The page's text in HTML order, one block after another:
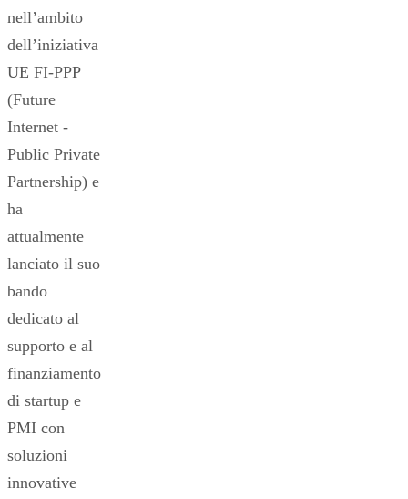
nell’ambito
dell’iniziativa
UE FI-PPP
(Future
Internet -
Public Private
Partnership) e
ha
attualmente
lanciato il suo
bando
dedicato al
supporto e al
finanziamento
di startup e
PMI con
soluzioni
innovative